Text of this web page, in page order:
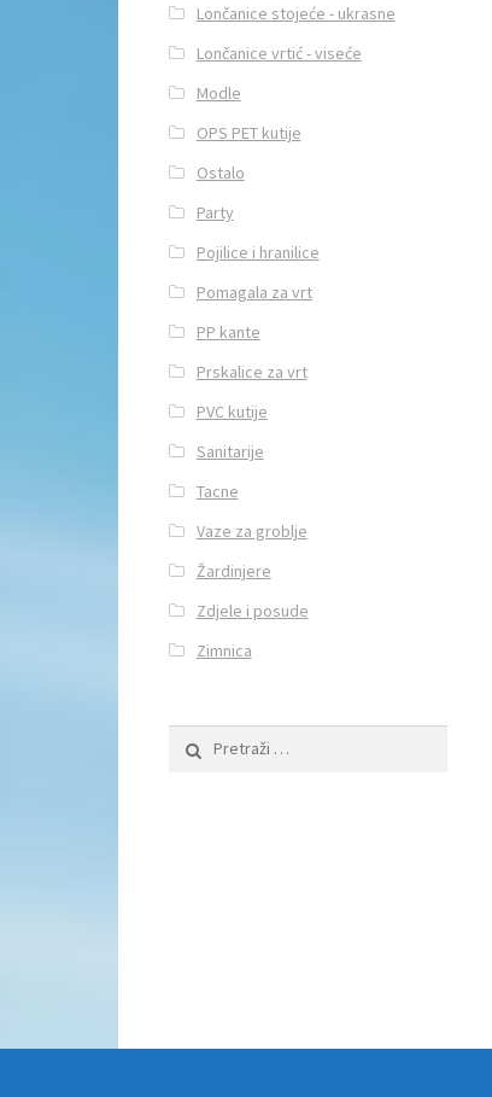
Lončanice stojeće - ukrasne
Lončanice vrtić - viseće
Modle
OPS PET kutije
Ostalo
Party
Pojilice i hranilice
Pomagala za vrt
PP kante
Prskalice za vrt
PVC kutije
Sanitarije
Tacne
Vaze za groblje
Žardinjere
Zdjele i posude
Zimnica
Pretraži: